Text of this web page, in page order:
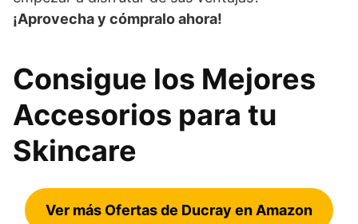
¡Aprovecha y cómpralo ahora!
Consigue los Mejores
Accesorios para tu
Skincare
Ver más Ofertas de Ducray en Amazon